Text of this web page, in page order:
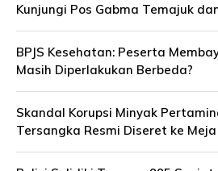
Kunjungi Pos Gabma Temajuk
BPJS Kesehatan: Peserta
Masih Diperlakukan Berbeda?
Skandal Korupsi Minyak
Tersangka Resmi Diseret ke